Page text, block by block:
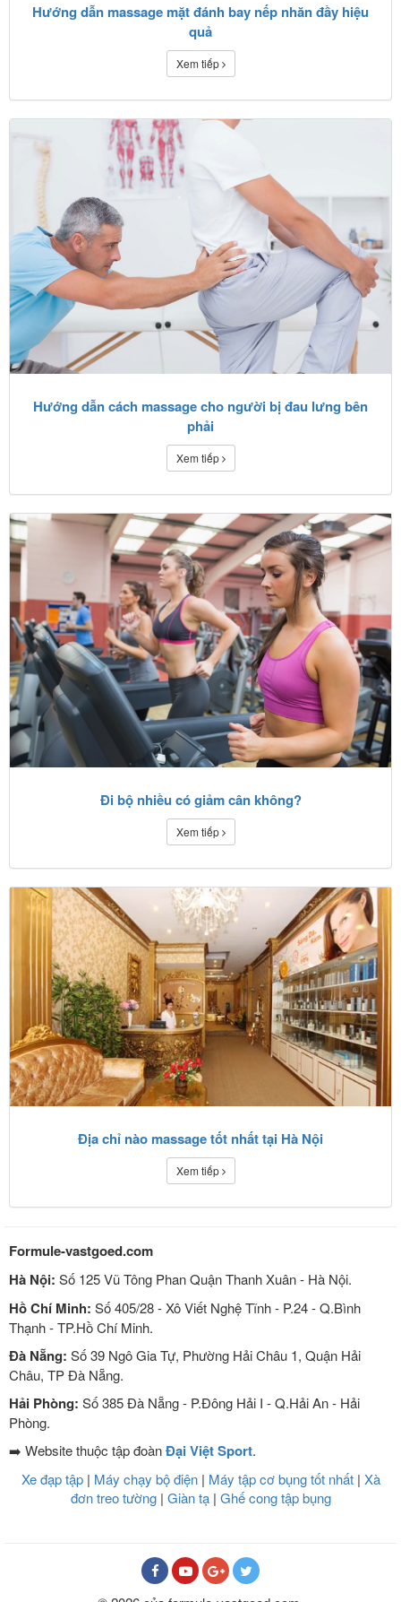
Hướng dẫn massage mặt đánh bay nếp nhăn đầy hiệu
quả
Xem tiếp
Hướng dẫn cách massage cho người bị đau lưng bên
phải
Xem tiếp
Đi bộ nhiều có giảm cân không?
Xem tiếp
Địa chỉ nào massage tốt nhất tại Hà Nội
Xem tiếp
Formule-vastgoed.com
Hà Nội: Số 125 Vũ Tông Phan Quận Thanh Xuân - Hà Nội.
Hồ Chí Minh: Số 405/28 - Xô Viết Nghệ Tĩnh - P.24 - Q.Bình
Thạnh - TP.Hồ Chí Minh.
Đà Nẵng: Số 39 Ngô Gia Tự, Phường Hải Châu 1, Quận Hải
Châu, TP Đà Nẵng.
Hải Phòng: Số 385 Đà Nẵng - P.Đông Hải I - Q.Hải An - Hải
Phòng.
➡️ Website thuộc tập đoànĐại Việt Sport.
Xe đạp tập| Máy chạy bộ điện| Máy tập cơ bụng tốt nhất| Xà
đơn treo tường| Giàn tạ| Ghế cong tập bụng